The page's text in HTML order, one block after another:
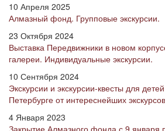
10 Апреля 2025
Алмазный фонд. Групповые экскурсии.
23 Октября 2024
Выставка Передвижники в новом
галереи. Индивидуальные экскурсии.
10 Сентября 2024
Экскурсии и экскурсии-квесты для
Петербурге от интереснейших
4 Января 2023